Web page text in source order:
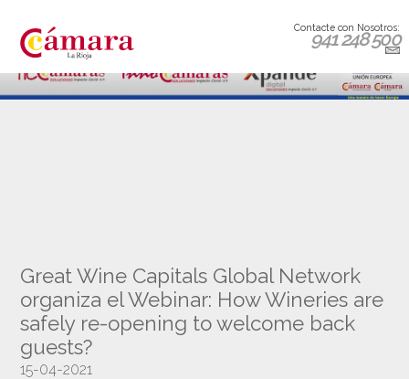
Contacte con Nosotros:
941 248 500
Great Wine Capitals Global Network
organiza el Webinar: How Wineries are
safely re-opening to welcome back
guests?
15-04-2021